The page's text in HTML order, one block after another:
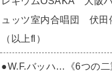
ュッツ室内合唱団 伏
（以上fl）
●W.F.バッハ…《6つの